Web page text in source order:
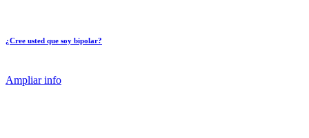
¿Cree usted que soy bipolar?
Ampliar info